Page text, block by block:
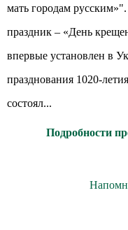
мать городам
праздник – «День
впервые установлен в
празднования 1020-
состоял...
Подробности